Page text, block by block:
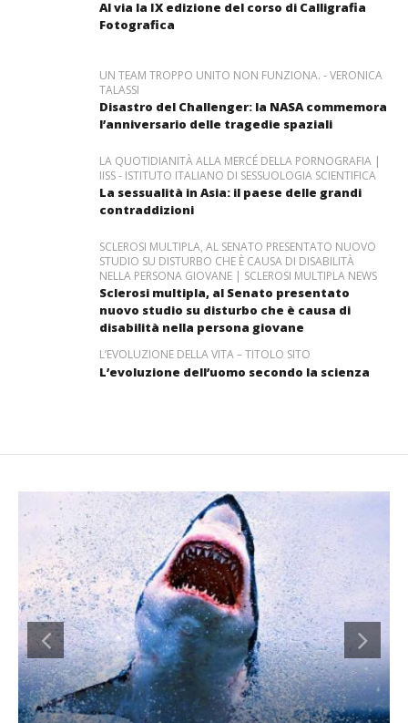
Al via la IX edizione del corso di Calligrafia
Fotografica
UN TEAM TROPPO UNITO NON FUNZIONA. - VERONICA
TALASSI
Disastro del Challenger: la NASA commemora
l’anniversario delle tragedie spaziali
LA QUOTIDIANITÀ ALLA MERCÉ DELLA PORNOGRAFIA |
IISS - ISTITUTO ITALIANO DI SESSUOLOGIA SCIENTIFICA
La sessualità in Asia: il paese delle grandi
contraddizioni
SCLEROSI MULTIPLA, AL SENATO PRESENTATO NUOVO
STUDIO SU DISTURBO CHE È CAUSA DI DISABILITÀ
NELLA PERSONA GIOVANE | SCLEROSI MULTIPLA NEWS
Sclerosi multipla, al Senato presentato
nuovo studio su disturbo che è causa di
disabilità nella persona giovane
L’EVOLUZIONE DELLA VITA – TITOLO SITO
L’evoluzione dell’uomo secondo la scienza